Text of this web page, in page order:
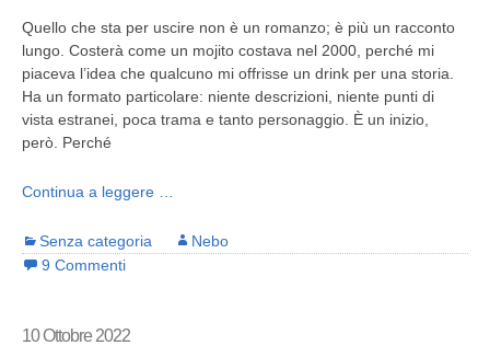
Quello che sta per uscire non è un romanzo; è più un racconto
lungo. Costerà come un mojito costava nel 2000, perché mi
piaceva l’idea che qualcuno mi offrisse un drink per una storia.
Ha un formato particolare: niente descrizioni, niente punti di
vista estranei, poca trama e tanto personaggio. È un inizio,
però. Perché
Continua a leggere …
Senza categoria
Nebo
9 Commenti
10 Ottobre 2022